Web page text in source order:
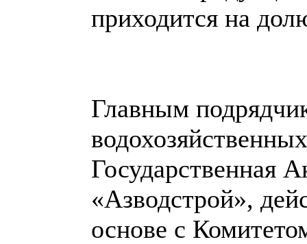
приходится на
Главным
Государственная
«Азводстрой»,
основе с